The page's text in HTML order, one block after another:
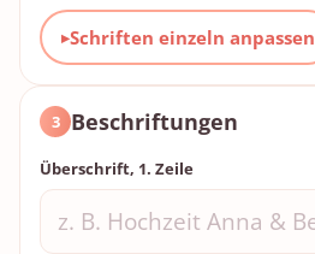
Schriften einzeln anpassen
3 Beschriftungen
Überschrift, 1. Zeile